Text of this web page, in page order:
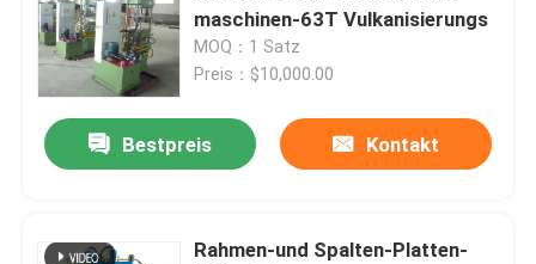
maschinen-63T Vulkanisierungs
MOQ：1 Satz
Preis：$10,000.00
Bestpreis Kontakt
Rahmen-und Spalten-Platten-